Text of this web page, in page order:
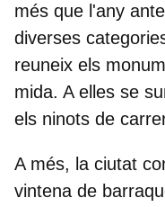
més que l'any
diverses
reuneix els
mida. A elles se
els ninots de
A més, la ciutat
vintena de